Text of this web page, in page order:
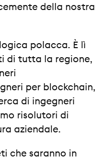
della nostra
polacca. È lì
di tutta la regione,
per blockchain,
di ingegneri
risolutori di
aziendale.
che saranno in